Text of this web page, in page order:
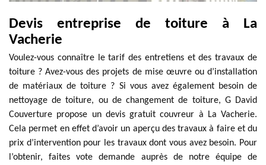
Devis entreprise de toiture à La
Vacherie
Voulez-vous connaître le tarif des entretiens et des travaux de
toiture ? Avez-vous des projets de mise œuvre ou d’installation
de matériaux de toiture ? Si vous avez également besoin de
nettoyage de toiture, ou de changement de toiture, G David
Couverture propose un devis gratuit couvreur à La Vacherie.
Cela permet en effet d’avoir un aperçu des travaux à faire et du
prix d’intervention pour les travaux dont vous avez besoin. Pour
l’obtenir, faites vote demande auprès de notre équipe de